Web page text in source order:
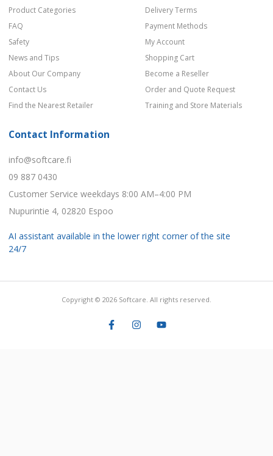
Product Categories
FAQ
Safety
News and Tips
About Our Company
Contact Us
Find the Nearest Retailer
Delivery Terms
Payment Methods
My Account
Shopping Cart
Become a Reseller
Order and Quote Request
Training and Store Materials
Contact Information
info@softcare.fi
09 887 0430
Customer Service weekdays 8:00 AM–4:00 PM
Nupurintie 4, 02820 Espoo
AI assistant available in the lower right corner of the site
24/7
Copyright © 2026 Softcare. All rights reserved.